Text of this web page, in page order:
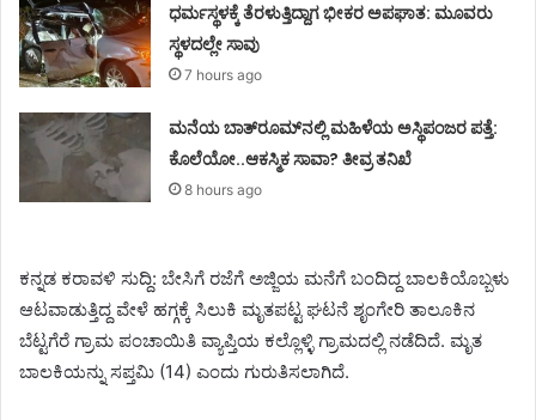
ಧರ್ಮಸ್ಥಳಕ್ಕೆ ತೆರಳುತ್ತಿದ್ದಾಗ ಭೀಕರ ಅಪಘಾತ: ಮೂವರು
ಸ್ಥಳದಲ್ಲೇ ಸಾವು
7 hours ago
ಮನೆಯ ಬಾತ್‌ರೂಮ್‌ನಲ್ಲಿ ಮಹಿಳೆಯ ಅಸ್ಥಿಪಂಜರ ಪತ್ತೆ:
ಕೊಲೆಯೋ..ಆಕಸ್ಮಿಕ ಸಾವಾ? ತೀವ್ರ ತನಿಖೆ
8 hours ago
ಕನ್ನಡ ಕರಾವಳಿ ಸುದ್ದಿ: ಬೇಸಿಗೆ ರಜೆಗೆ ಅಜ್ಜಿಯ ಮನೆಗೆ ಬಂದಿದ್ದ ಬಾಲಕಿಯೊಬ್ಬಳು
ಆಟವಾಡುತ್ತಿದ್ದ ವೇಳೆ ಹಗ್ಗಕ್ಕೆ ಸಿಲುಕಿ ಮೃತಪಟ್ಟ ಘಟನೆ ಶೃಂಗೇರಿ ತಾಲೂಕಿನ
ಬೆಟ್ಟಗೆರೆ ಗ್ರಾಮ ಪಂಚಾಯಿತಿ ವ್ಯಾಪ್ತಿಯ ಕಲ್ಲೊಳ್ಳಿ ಗ್ರಾಮದಲ್ಲಿ ನಡೆದಿದೆ. ಮೃತ
ಬಾಲಕಿಯನ್ನು ಸಪ್ತಮಿ (14) ಎಂದು ಗುರುತಿಸಲಾಗಿದೆ.